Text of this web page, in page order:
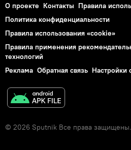
О проекте Контакты Правила
Политика конфиденциальности
Правила использования «cookie»
Правила применения
технологий
Реклама Обратная связь Настройки
© 2026 Sputnik Все права